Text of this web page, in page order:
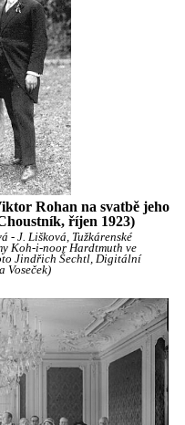
Rohan na svatbě jeho
říjen 1923)
- J. Lišková, Tužkárenské
Koh-i-noor Hardtmuth ve
Jindřich Šechtl, Digitální
Voseček)